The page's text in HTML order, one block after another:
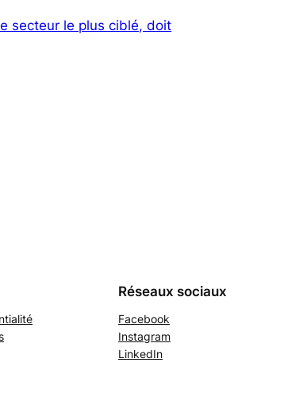
secteur le plus ciblé, doit
Réseaux sociaux
Facebook
Instagram
LinkedIn